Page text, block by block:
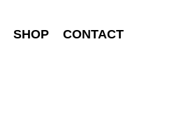
SHOP CONTACT